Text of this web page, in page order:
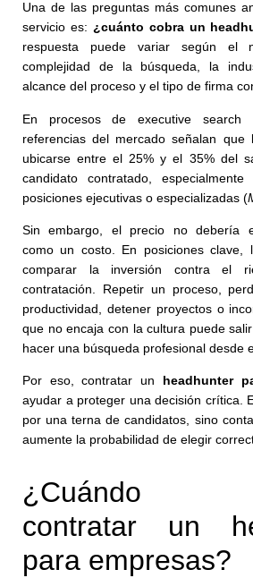
Una de las preguntas más comunes
servicio es: ¿cuánto cobra un
respuesta puede variar según el
complejidad de la búsqueda, la
alcance del proceso y el tipo de firma
En procesos de executive search
referencias del mercado señalan que
ubicarse entre el 25% y el 35% del
candidato contratado,
posiciones ejecutivas o especializadas (
Sin embargo, el precio no debería
como un costo. En posiciones clave,
comparar la inversión contra el
contratación. Repetir un proceso,
productividad, detener proyectos o
que no encaja con la cultura puede
hacer una búsqueda profesional desde
Por eso, contratar un headhunter
ayudar a proteger una decisión crítica.
por una terna de candidatos, sino
aumente la probabilidad de elegir
¿Cuándo
contratar un
para empresas?